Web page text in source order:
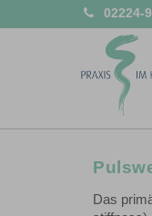
02224-
Das